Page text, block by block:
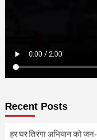
Recent Posts
हर घर तिरंगा अभियान को